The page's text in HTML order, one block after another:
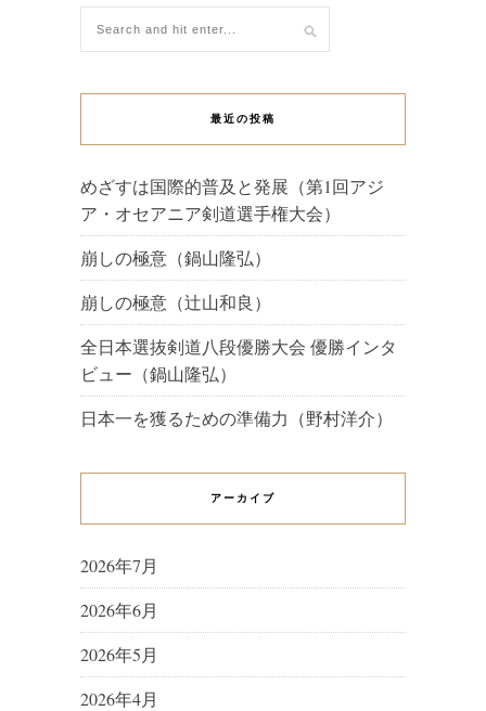
最近の投稿
めざすは国際的普及と発展（第1回アジ
ア・オセアニア剣道選手権大会）
崩しの極意（鍋山隆弘）
崩しの極意（辻山和良）
全日本選抜剣道八段優勝大会 優勝インタ
ビュー（鍋山隆弘）
日本一を獲るための準備力（野村洋介）
アーカイブ
2026年7月
2026年6月
2026年5月
2026年4月